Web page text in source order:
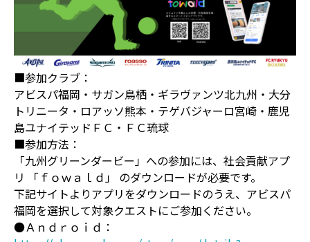
■参加クラブ：
アビスパ福岡・サガン鳥栖・ギラヴァンツ北九州・大分
トリニータ・ロアッソ熊本・テゲバジャーロ宮崎・鹿児
島ユナイテッドＦＣ・ＦＣ琉球
■参加方法：
「九州グリーンダービー」への参加には、社会貢献アプ
リ 「ｆｏｗａｌｄ」 のダウンロードが必要です。
下記サイトよりアプリをダウンロードのうえ、アビスパ
福岡を選択して対象クエストにご参加ください。
●Ａｎｄｒｏｉｄ：